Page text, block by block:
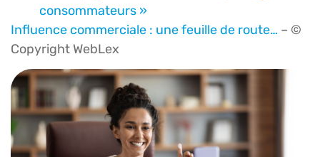
consommateurs »
Influence commerciale : une feuille de route… – ©
Copyright WebLex